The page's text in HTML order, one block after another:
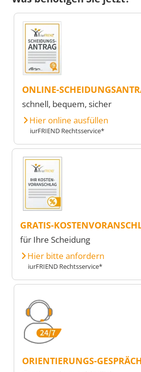
ONLINE-
schnell, bequem, sicher
Hier online ausfüllen
iurFRIEND Rechtsservice*
GRATIS-
für Ihre Scheidung
Hier bitte anfordern
iurFRIEND Rechtsservice*
ORIENTIERUNGS-